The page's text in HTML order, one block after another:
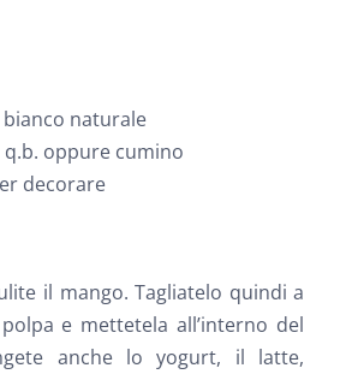
naturale
oppure cumino
decorare
il mango. Tagliatelo quindi a
e mettetela all’interno del
anche lo yogurt, il latte,